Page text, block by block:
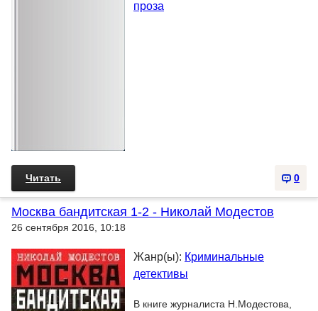
проза
0
Читать
Москва бандитская 1-2 - Николай Модестов
26 сентября 2016, 10:18
Жанр(ы): Криминальные
детективы
В книге журналиста Н.Модестова,